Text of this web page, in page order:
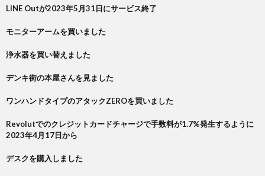
LINE Outが2023年5月31日にサービス終了
モニターアームを買いました
浄水器を買い替えました
デンキ街の本屋さんを見ました
ワンハンドタイプのアタックZEROを買いました
Revolutでのクレジットカードチャージで手数料が1.7%発生するように
2023年4月17日から
デスクを購入しました